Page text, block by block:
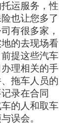
运服务，性
也让您多了
有很多家，
的去现场看
提这些汽车
理相关的手
拖车人员的
录在合同
的人和取车
误会。